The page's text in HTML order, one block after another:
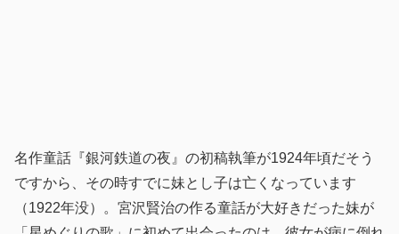
名作童話『銀河鉄道の夜』の初稿執筆が1924年頃だそう
ですから、その時すでに妹とし子は亡くなっています
（1922年没）。宮沢賢治の作る童話が大好きだった妹が